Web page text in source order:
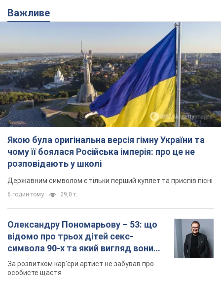
мають
За розвитком кар'єри артист не забував про
У ПриватБанку розповіли, чи дійсні
долари 1996 року: чи приймають
обмінники та банки такі купюри
Що робити, якщо банки та обмінні пункти не
приймають старі долари